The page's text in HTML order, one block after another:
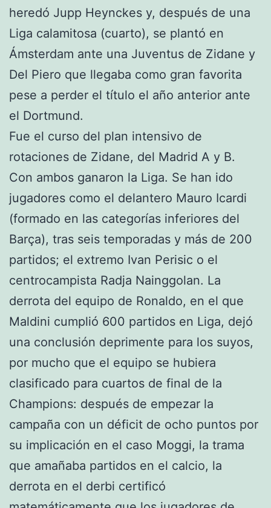
heredó Jupp Heynckes y, después de una
Liga calamitosa (cuarto), se plantó en
Ámsterdam ante una Juventus de Zidane y
Del Piero que llegaba como gran favorita
pese a perder el título el año anterior ante
el Dortmund.
Fue el curso del plan intensivo de
rotaciones de Zidane, del Madrid A y B.
Con ambos ganaron la Liga. Se han ido
jugadores como el delantero Mauro Icardi
(formado en las categorías inferiores del
Barça), tras seis temporadas y más de 200
partidos; el extremo Ivan Perisic o el
centrocampista Radja Nainggolan. La
derrota del equipo de Ronaldo, en el que
Maldini cumplió 600 partidos en Liga, dejó
una conclusión deprimente para los suyos,
por mucho que el equipo se hubiera
clasificado para cuartos de final de la
Champions: después de empezar la
campaña con un déficit de ocho puntos por
su implicación en el caso Moggi, la trama
que amañaba partidos en el calcio, la
derrota en el derbi certificó